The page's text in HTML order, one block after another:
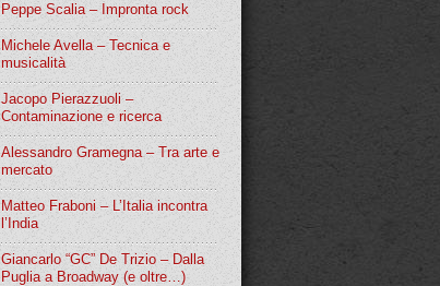
Peppe Scalia – Impronta rock
Michele Avella – Tecnica e
musicalità
Jacopo Pierazzuoli –
Contaminazione e ricerca
Alessandro Gramegna – Tra arte e
mercato
Matteo Fraboni – L’Italia incontra
l’India
Giancarlo “GC” De Trizio – Dalla
Puglia a Broadway (e oltre…)